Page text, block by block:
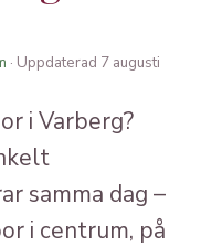
· Uppdaterad 7 augusti
i Varberg?
samma dag –
i centrum, på